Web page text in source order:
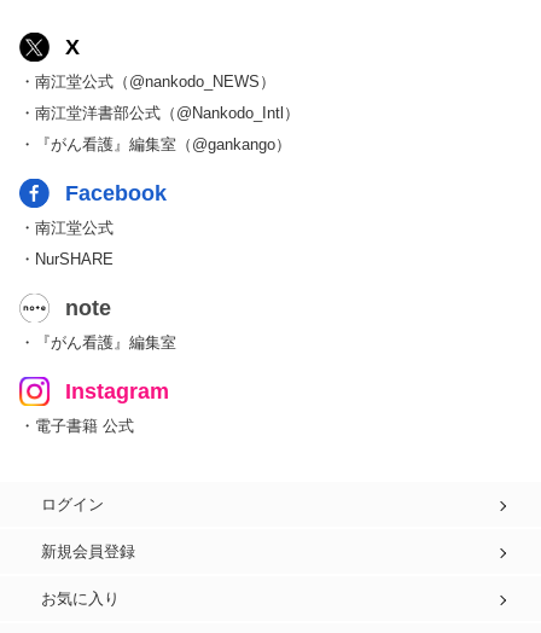
X
・南江堂公式（@nankodo_NEWS）
・南江堂洋書部公式（@Nankodo_Intl）
・『がん看護』編集室（@gankango）
Facebook
・南江堂公式
・NurSHARE
note
・『がん看護』編集室
Instagram
・電子書籍 公式
ログイン
新規会員登録
お気に入り